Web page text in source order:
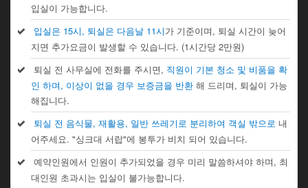
입실이 가능합니다.
입실은 15시, 퇴실은 다음날 11시가 기준이며, 퇴실 시간이 늦어
지면 추가요금이 발생할 수 있습니다. (1시간당 2만원)
퇴실 전 사무실에 전화를 주시면, 직원이 기본 청소 및 비품을 확
인 하며, 이상이 없을 경우 보증금을 반환해 드리며, 퇴실이 가능
해집니다.
퇴실 전 음식물, 재활용, 일반 쓰레기로 분리하여 객실 밖으로 내
어주세요. "싱크대 서랍"에 봉투가 비치 되어 있습니다.
예약인원에서 인원이 추가되었을 경우 미리 말씀하셔야 하며, 최
대인원 초과시는 입실이 불가능합니다.